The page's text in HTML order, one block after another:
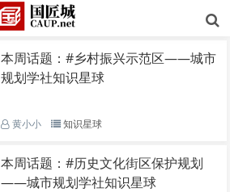
本周话题：#乡村振兴示范区——城市
规划学社知识星球
黄小小 知识星球
本周话题：#历史文化街区保护规划
——城市规划学社知识星球